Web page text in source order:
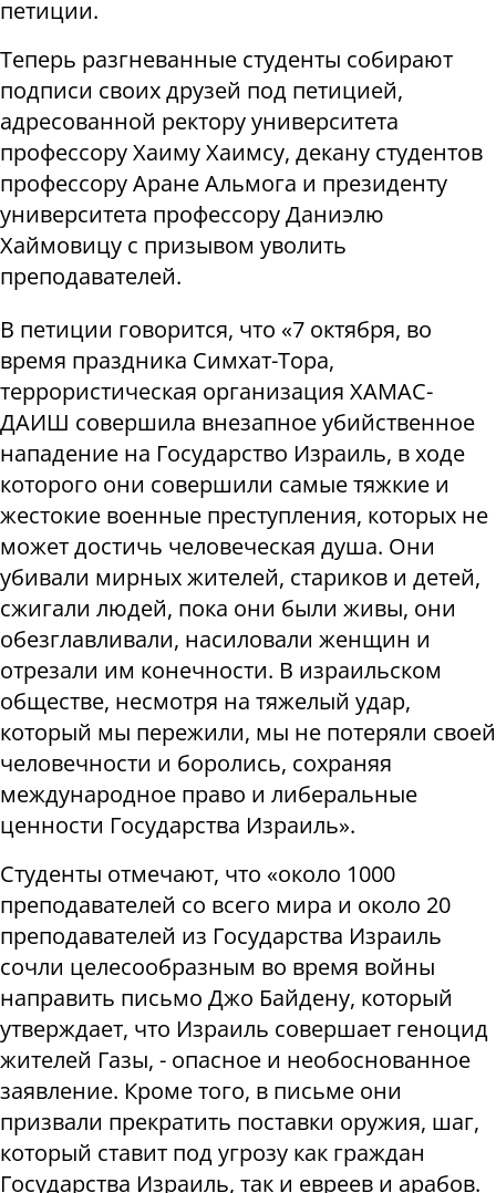
петиции.
Теперь разгневанные студенты собирают
подписи своих друзей под петицией,
адресованной ректору университета
профессору Хаиму Хаимсу, декану студентов
профессору Аране Альмога и президенту
университета профессору Даниэлю
Хаймовицу с призывом уволить
преподавателей.
В петиции говорится, что «7 октября, во
время праздника Симхат-Тора,
террористическая организация ХАМАС-
ДАИШ совершила внезапное убийственное
нападение на Государство Израиль, в ходе
которого они совершили самые тяжкие и
жестокие военные преступления, которых не
может достичь человеческая душа. Они
убивали мирных жителей, стариков и детей,
сжигали людей, пока они были живы, они
обезглавливали, насиловали женщин и
отрезали им конечности. В израильском
обществе, несмотря на тяжелый удар,
который мы пережили, мы не потеряли своей
человечности и боролись, сохраняя
международное право и либеральные
ценности Государства Израиль».
Студенты отмечают, что «около 1000
преподавателей со всего мира и около 20
преподавателей из Государства Израиль
сочли целесообразным во время войны
направить письмо Джо Байдену, который
утверждает, что Израиль совершает геноцид
жителей Газы, - опасное и необоснованное
заявление. Кроме того, в письме они
призвали прекратить поставки оружия, шаг,
который ставит под угрозу как граждан
Государства Израиль, так и евреев и арабов.